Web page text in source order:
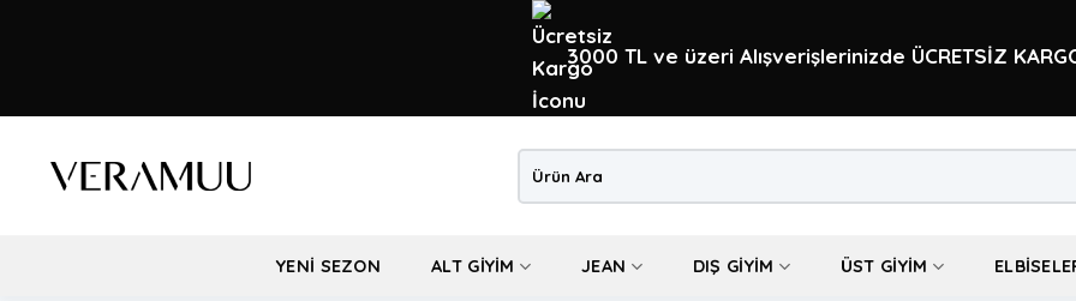
3000 TL ve üzeri Alışverişlerinizde ÜCRETSİZ
Ara:
YENI SEZON ALT GIYIM JEAN DIŞ GIYIM ÜST GIYIM